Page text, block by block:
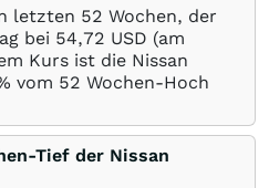
letzten 52 Wochen, der
bei 54,72 USD (am
Kurs ist die Nissan
vom 52 Wochen-Hoch
Tief der Nissan